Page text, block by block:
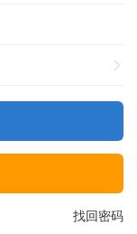
找回密码